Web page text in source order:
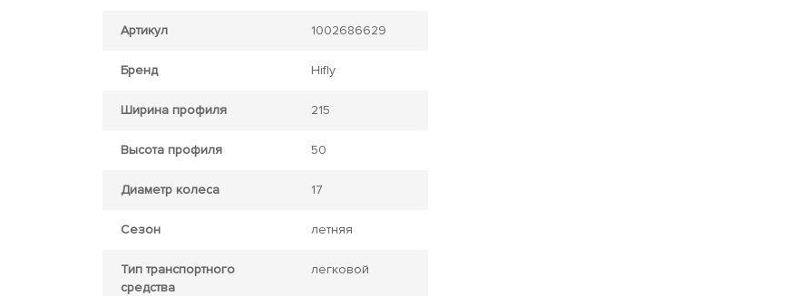
Артикул 1002686629
Бренд Hifly
Ширина профиля 215
Высота профиля 50
Диаметр колеса 17
Сезон летняя
Тип транспортного
средства
легковой